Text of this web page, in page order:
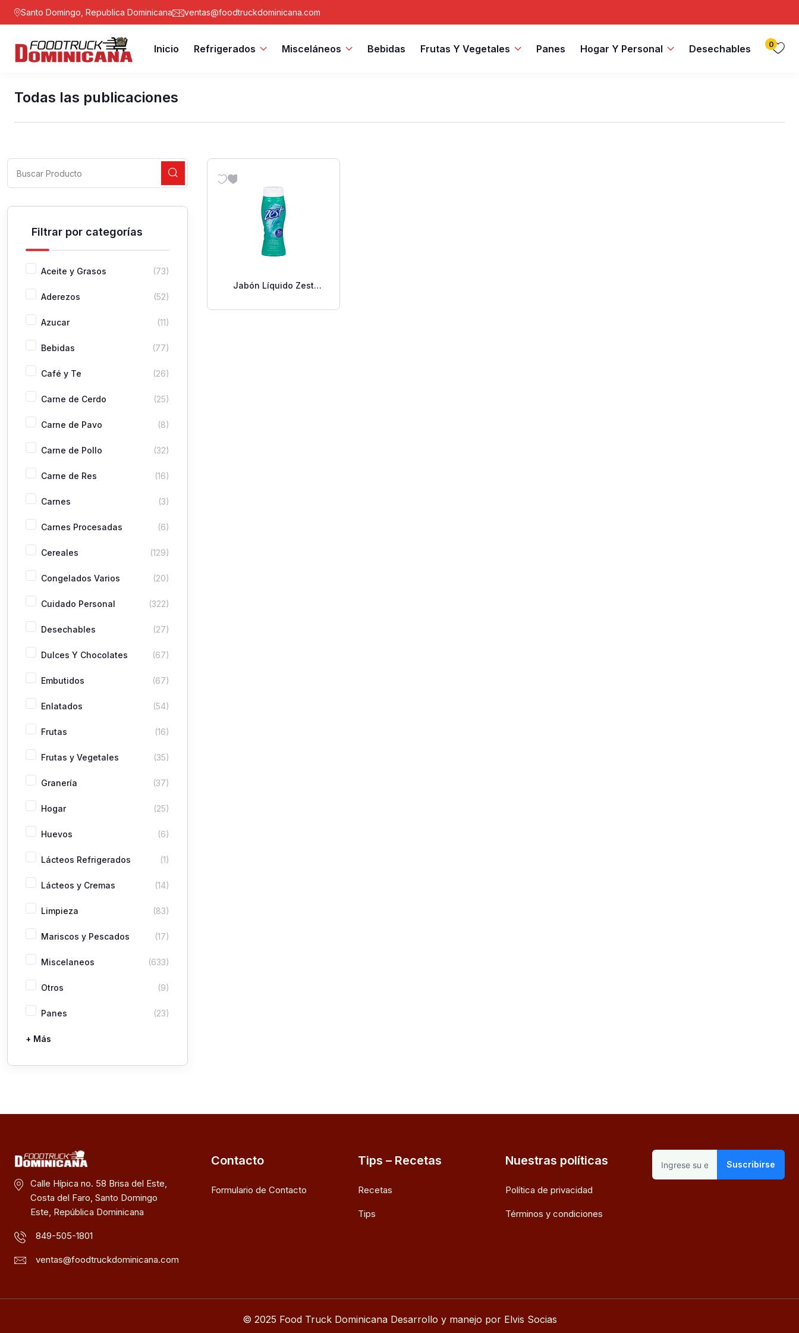
Santo Domingo, Republica Dominicana ventas@foodtruckdominicana.com
Inicio Refrigerados Misceláneos Bebidas Frutas Y Vegetales Panes Hogar Y Personal Desechables 0
Todas las publicaciones
Filtrar por categorías
Aceite y Grasos (73)
Aderezos (52)
Azucar (11)
Bebidas (77)
Café y Te (26)
Carne de Cerdo (25)
Carne de Pavo (8)
Carne de Pollo (32)
Carne de Res (16)
Carnes (3)
Carnes Procesadas (6)
Cereales (129)
Congelados Varios (20)
Cuidado Personal (322)
Desechables (27)
Dulces Y Chocolates (67)
Embutidos (67)
Enlatados (54)
Frutas (16)
Frutas y Vegetales (35)
Granería (37)
Hogar (25)
Huevos (6)
Lácteos Refrigerados (1)
Lácteos y Cremas (14)
Limpieza (83)
Mariscos y Pescados (17)
Miscelaneos (633)
Otros (9)
Panes (23)
Pastas
Picaderas
Sazones y Salsas
Vegetales
+ Más
Jabón Líquido Zest
Calle Hípica no. 58 Brisa del Este,
Costa del Faro, Santo Domingo
Este, República Dominicana
849-505-1801
ventas@foodtruckdominicana.com
Contacto
Formulario de Contacto
Tips – Recetas
Recetas
Tips
Nuestras políticas
Política de privacidad
Términos y condiciones
Suscribirse
© 2025 Food Truck Dominicana Desarrollo y manejo por Elvis Socias